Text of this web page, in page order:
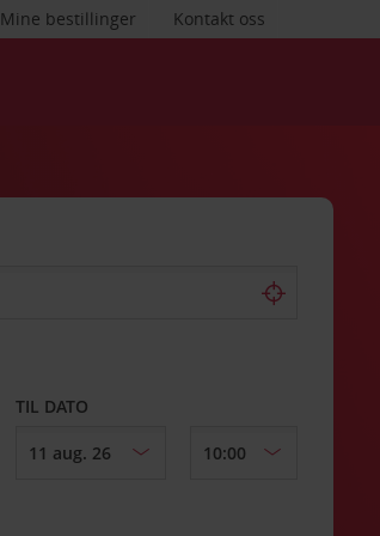
Kontakt oss
Mine bestillinger
TIL DATO